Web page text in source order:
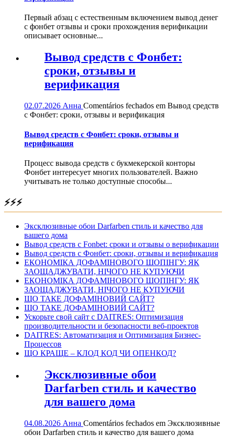
Первый абзац с естественным включением вывод денег
с фонбет отзывы и сроки прохождения верификации
описывает основные...
Вывод средств с Фонбет:
сроки, отзывы и
верификация
02.07.2026 Анна Comentários fechados em Вывод средств
с Фонбет: сроки, отзывы и верификация
Вывод средств с Фонбет: сроки, отзывы и
верификация
Процесс вывода средств с букмекерской конторы
Фонбет интересует многих пользователей. Важно
учитывать не только доступные способы...
⚡⚡⚡
Эксклюзивные обои Darfarben стиль и качество для
вашего дома
Вывод средств с Fonbet: сроки и отзывы о верификации
Вывод средств с Фонбет: сроки, отзывы и верификация
ЕКОНОМІКА ДОФАМІНОВОГО ШОПІНГУ: ЯК
ЗАОЩАДЖУВАТИ, НІЧОГО НЕ КУПУЮЧИ
ЕКОНОМІКА ДОФАМІНОВОГО ШОПІНГУ: ЯК
ЗАОЩАДЖУВАТИ, НІЧОГО НЕ КУПУЮЧИ
ЩО ТАКЕ ДОФАМІНОВИЙ САЙТ?
ЩО ТАКЕ ДОФАМІНОВИЙ САЙТ?
Ускорьте свой сайт с DAITRES: Оптимизация
производительности и безопасности веб-проектов
DAITRES: Автоматизация и Оптимизация Бизнес-
Процессов
ЩО КРАЩЕ – КЛОД КОД ЧИ ОПЕНКОД?
Эксклюзивные обои
Darfarben стиль и качество
для вашего дома
04.08.2026 Анна Comentários fechados em Эксклюзивные
обои Darfarben стиль и качество для вашего дома